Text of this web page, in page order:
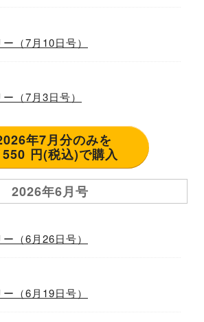
（7月10日号）
（7月3日号）
年7月分のみを
￥550 円(税込)で購入
2026年6月号
（6月26日号）
（6月19日号）